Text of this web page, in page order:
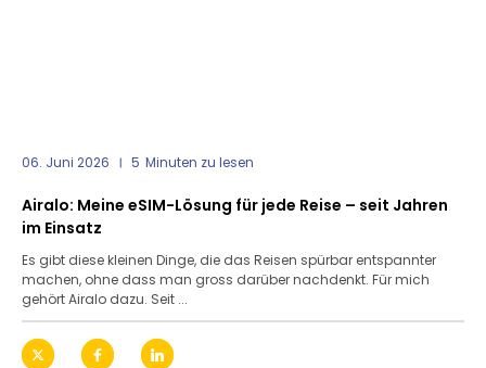
06. Juni 2026 5 Minuten zu lesen
Airalo: Meine eSIM-Lösung für jede Reise – seit Jahren
im Einsatz
Es gibt diese kleinen Dinge, die das Reisen spürbar entspannter
machen, ohne dass man gross darüber nachdenkt. Für mich
gehört Airalo dazu. Seit ...